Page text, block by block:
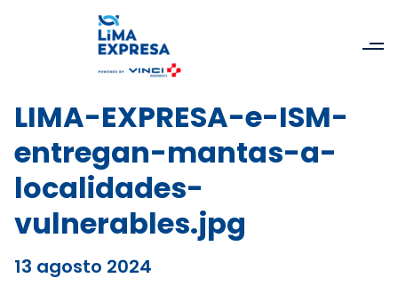
LIMA-EXPRESA-e-ISM-
entregan-mantas-a-
localidades-
vulnerables.jpg
13 agosto 2024